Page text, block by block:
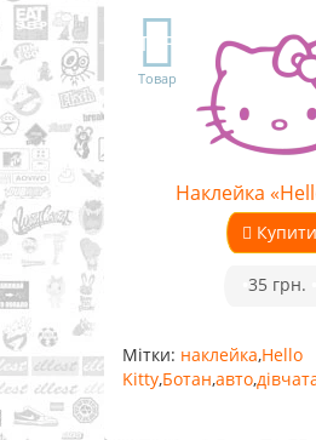
TOP
Товар
Наклейка
Купити
35 грн.
Мітки: наклейка,Hello
Kitty,Ботан,авто,